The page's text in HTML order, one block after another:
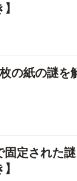
の紙の謎を
固定された